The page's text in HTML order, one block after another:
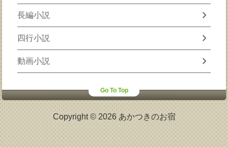
長編小説 chevron_right
四行小説 chevron_right
動画小説 chevron_right
Go To Top
Copyright © 2026 あかつきのお宿